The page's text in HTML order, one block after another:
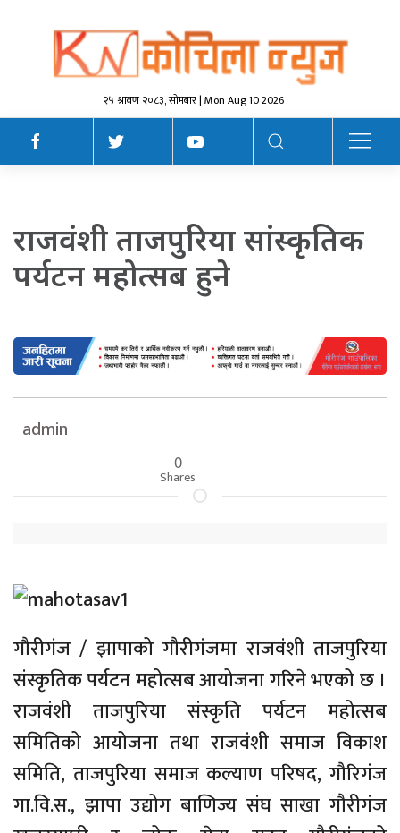
२५ श्रावण २०८३, सोमबार | Mon Aug 10 2026
राजवंशी ताजपुरिया सांस्कृतिक
पर्यटन महोत्सब हुने
admin
0
Shares
गौरीगंज / झापाको गौरीगंजमा राजवंशी ताजपुरिया
संस्कृतिक पर्यटन महोत्सब आयोजना गरिने भएको छ ।
राजवंशी ताजपुरिया संस्कृति पर्यटन महोत्सब
समितिको आयोजना तथा राजवंशी समाज विकाश
समिति, ताजपुरिया समाज कल्याण परिषद, गौरिगंज
गा.वि.स., झापा उद्योग बाणिज्य संघ साखा गौरीगंज